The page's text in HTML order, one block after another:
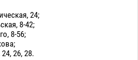
24;
8-42;
8-56;
26, 28.